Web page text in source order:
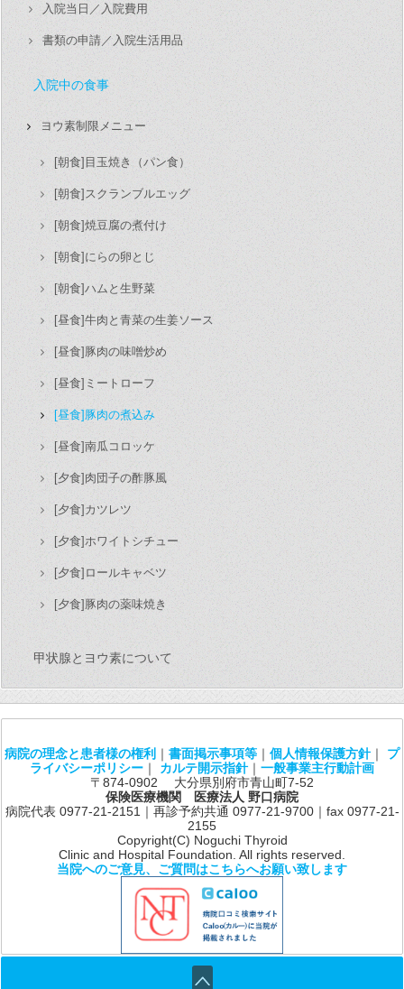
入院当日／入院費用
書類の申請／入院生活用品
入院中の食事
ヨウ素制限メニュー
[朝食]目玉焼き（パン食）
[朝食]スクランブルエッグ
[朝食]焼豆腐の煮付け
[朝食]にらの卵とじ
[朝食]ハムと生野菜
[昼食]牛肉と青菜の生姜ソース
[昼食]豚肉の味噌炒め
[昼食]ミートローフ
[昼食]豚肉の煮込み
[昼食]南瓜コロッケ
[夕食]肉団子の酢豚風
[夕食]カツレツ
[夕食]ホワイトシチュー
[夕食]ロールキャベツ
[夕食]豚肉の薬味焼き
甲状腺とヨウ素について
病院の理念と患者様の権利 ｜ 書面掲示事項等 ｜ 個人情報保護方針｜ プ
ライバシーポリシー ｜ カルテ開示指針｜ 一般事業主行動計画
〒874-0902 大分県別府市青山町7-52
保険医療機関 医療法人 野口病院
病院代表 0977-21-2151｜再診予約共通 0977-21-9700｜fax 0977-21-
2155
Copyright(C) Noguchi Thyroid
Clinic and Hospital Foundation. All rights reserved.
当院へのご意見、ご質問はこちらへお願い致します